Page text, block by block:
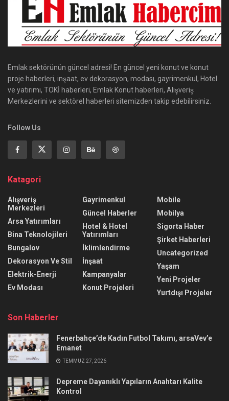
Emlak sektörünün güncel adresi! En güncel yeni konut ve konut
proje haberleri, inşaat, ev dekorasyon, modası, gayrimenkul, Hotel
ve yatırımı, TOKİ haberleri, Emlak Konut haberleri, Alışveriş
Merkezlerini ve sektörel haberleri sitemizden takip edebilirsiniz.
Follow Us
Katagori
Alışveriş
Merkezleri
Arsa Yatırımları
Bina Teknolojileri
Bungalov
Dekorasyon Ve Stil
Elektrik-Enerji
Ev Modası
Gayrimenkul
Güncel Haberler
Hotel & Hotel
Yatırımları
İklimlendirme
İnşaat
Kampanyalar
Konut Projeleri
Mobile
Mobilya
Sigorta Haber
Şirket Haberleri
Uncategorized
Yaşam
Yeni Projeler
Yurtdışı Projeler
Son Haberler
Fenerbahçe’de Kadın Futbol Takımı, arsaVev’e
Emanet
TEMMUZ 27, 2026
Depreme Dayanıklı Yapıların Anahtarı Kalite
Kontrol